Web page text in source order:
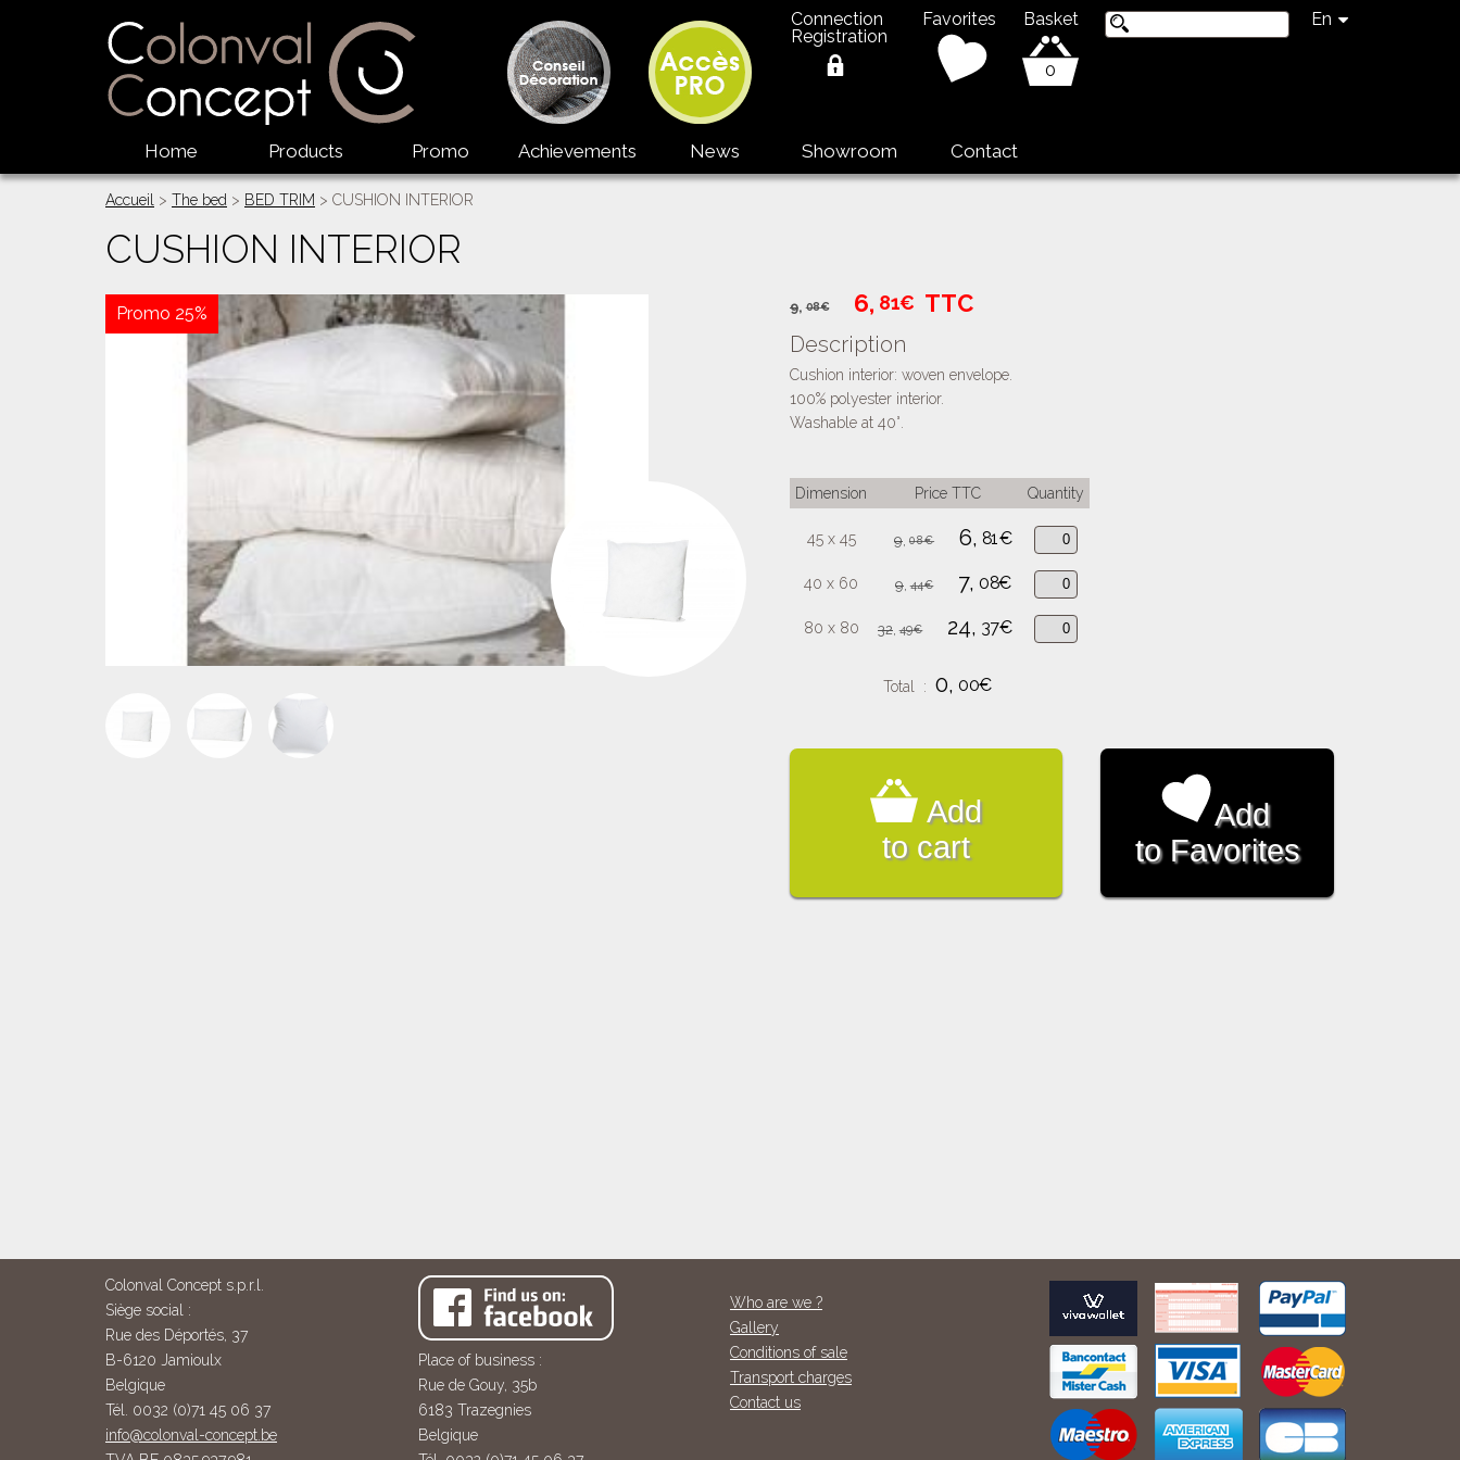
Home Products Promo Achievements News Showroom Contact
Connection
Registration
Favorites Basket
0
En
Accueil > The bed > BED TRIM > CUSHION INTERIOR
CUSHION INTERIOR
Promo 25% 9, 08€ 6, 81€ TTC
Description
Cushion interior: woven envelope.
100% polyester interior.
Washable at 40°.
Dimension Price TTC Quantity
45 x 45 9 08€ 6, 81€
40 x 60 9 44€ 7, 08€
80 x 80 32 49€ 24, 37€
Total : 0, 00€
Add
to cart
Add
to Favorites
Colonval Concept s.p.r.l.
Siège social :
Rue des Déportés, 37
B-6120 Jamioulx
Belgique
Tél. 0032 (0)71 45 06 37
info@colonval-concept.be
Place of business :
Rue de Gouy, 35b
6183 Trazegnies
Belgique
Who are we ?
Gallery
Conditions of sale
Transport charges
Contact us